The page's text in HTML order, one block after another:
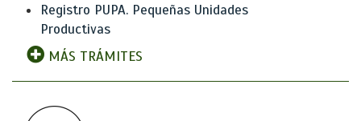
Registro PUPA. Pequeñas Unidades
Productivas
MÁS TRÁMITES